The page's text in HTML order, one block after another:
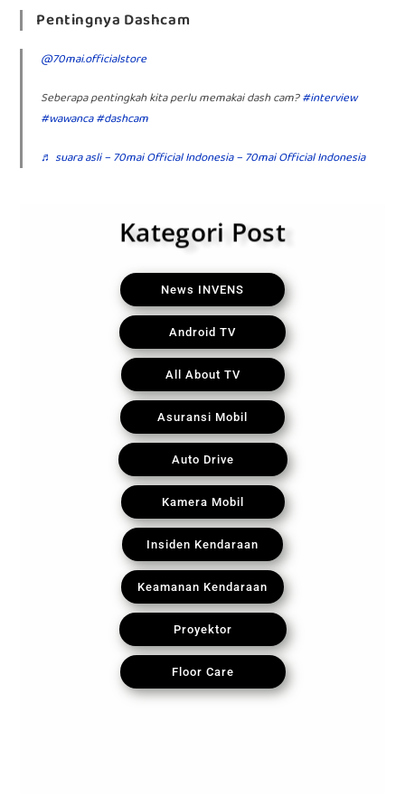
Pentingnya Dashcam
@70mai.officialstore
Seberapa pentingkah kita perlu memakai dash cam?#interview
#wawanca#dashcam
♬ suara asli – 70mai Official Indonesia – 70mai Official Indonesia
Kategori Post
News INVENS
Android TV
All About TV
Asuransi Mobil
Auto Drive
Kamera Mobil
Insiden Kendaraan
Keamanan Kendaraan
Proyektor
Floor Care